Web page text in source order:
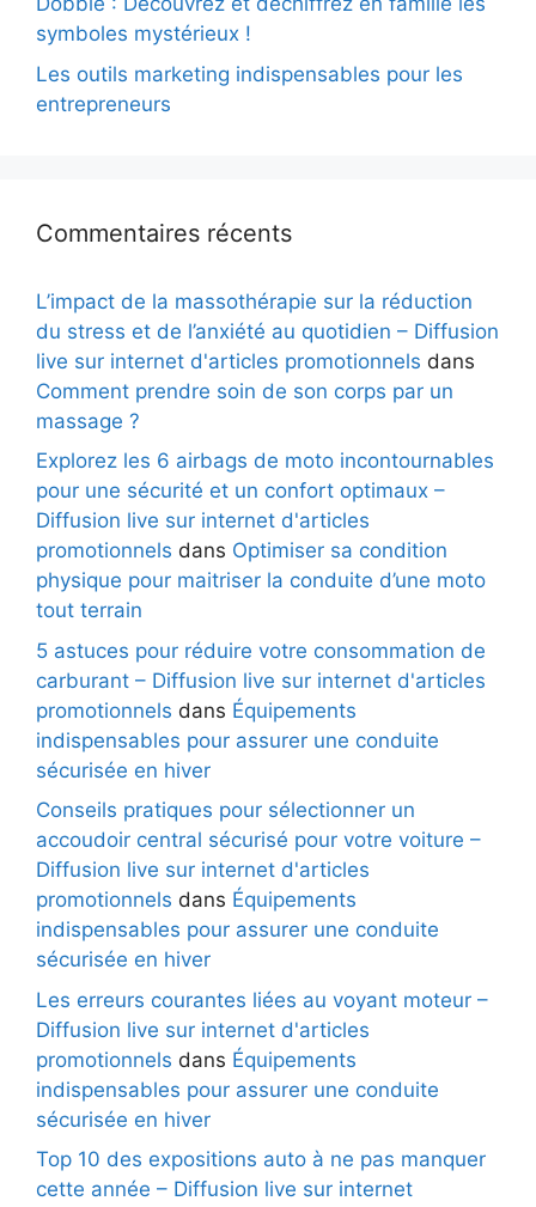
symboles mystérieux !
Les outils marketing indispensables pour les
entrepreneurs
Commentaires récents
L’impact de la massothérapie sur la réduction
du stress et de l’anxiété au quotidien – Diffusion
live sur internet d'articles promotionnels dans
Comment prendre soin de son corps par un
massage ?
Explorez les 6 airbags de moto incontournables
pour une sécurité et un confort optimaux –
Diffusion live sur internet d'articles
promotionnels dans Optimiser sa condition
physique pour maitriser la conduite d’une moto
tout terrain
5 astuces pour réduire votre consommation de
carburant – Diffusion live sur internet d'articles
promotionnels dans Équipements
indispensables pour assurer une conduite
sécurisée en hiver
Conseils pratiques pour sélectionner un
accoudoir central sécurisé pour votre voiture –
Diffusion live sur internet d'articles
promotionnels dans Équipements
indispensables pour assurer une conduite
sécurisée en hiver
Les erreurs courantes liées au voyant moteur –
Diffusion live sur internet d'articles
promotionnels dans Équipements
indispensables pour assurer une conduite
sécurisée en hiver
Top 10 des expositions auto à ne pas manquer
cette année – Diffusion live sur internet